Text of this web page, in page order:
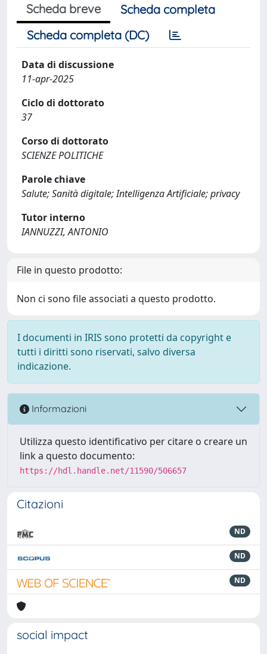
Scheda breve
Scheda completa
Scheda completa (DC)
Data di discussione
11-apr-2025
Ciclo di dottorato
37
Corso di dottorato
SCIENZE POLITICHE
Parole chiave
Salute; Sanità digitale; Intelligenza Artificiale; privacy
Tutor interno
IANNUZZI, ANTONIO
File in questo prodotto:
Non ci sono file associati a questo prodotto.
I documenti in IRIS sono protetti da copyright e
tutti i diritti sono riservati, salvo diversa
indicazione.
Informazioni
Utilizza questo identificativo per citare o creare un
link a questo documento:
https://hdl.handle.net/11590/506657
Citazioni
ND
ND
ND
social impact